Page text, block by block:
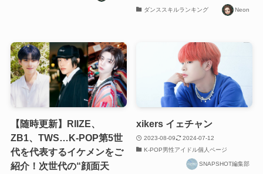
ダンススキルランキング Neon
【随時更新】RIIZE、
ZB1、TWS…K-POP第5世
代を代表するイケメンをご
紹介！次世代の“顔面天
xikers イェチャン
2023-08-09
2024-07-12
K-POP男性アイドル個人ページ
SNAPSHOT編集部